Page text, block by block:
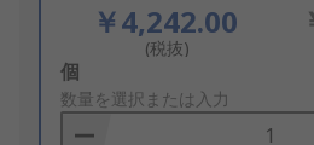
￥4,242.00
(税抜)
Add
to
Basket
個
数量を選択または入力